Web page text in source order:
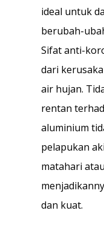
ideal untuk
berubah-
Sifat anti-
dari
air hujan.
rentan
aluminium
pelapukan
matahari
dan kuat.